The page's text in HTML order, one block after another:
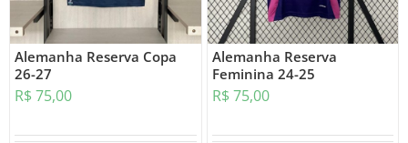
Alemanha Reserva Copa
26-27
R$ 75,00
Alemanha Reserva
Feminina 24-25
R$ 75,00